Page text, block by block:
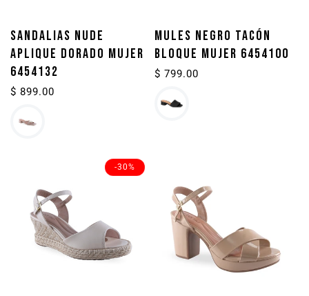
SANDALIAS NUDE
APLIQUE DORADO MUJER
6454132
Precio
$ 899.00
MULES NEGRO TACÓN
BLOQUE MUJER 6454100
Precio
$ 799.00
-30%